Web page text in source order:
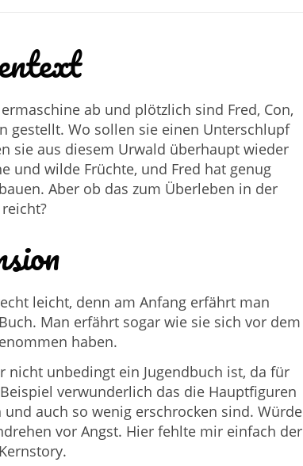
ab und plötzlich sind Fred, Con,
gestellt. Wo sollen sie einen Unterschlupf
sie aus diesem Urwald überhaupt wieder
und wilde Früchte, und Fred hat genug
Aber ob das zum Überleben in der
leicht, denn am Anfang erfährt man
Man erfährt sogar wie sie sich vor dem
haben.
nicht unbedingt ein Jugendbuch ist, da für
verwunderlich das die Hauptfiguren
auch so wenig erschrocken sind. Würde
vor Angst. Hier fehlte mir einfach der